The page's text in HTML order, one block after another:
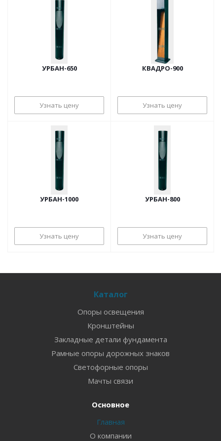
УРБАН-650
Узнать цену
КВАДРО-900
Узнать цену
УРБАН-1000
Узнать цену
УРБАН-800
Узнать цену
Каталог
Опоры освещения
Кронштейны
Закладные детали фундамента
Рамные опоры дорожных знаков
Светофорные опоры
Мачты связи
Основное
Главная
О компании